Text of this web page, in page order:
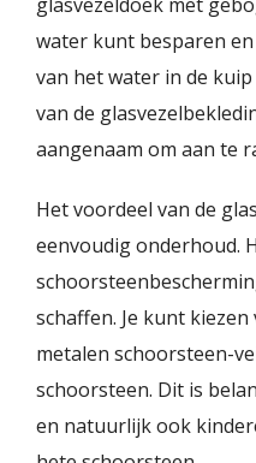
glasvezeldoek met
water kunt besparen
van het water in de
van de
aangenaam om aan te
Het voordeel van de
eenvoudig onderhoud.
schaffen. Je kunt
metalen schoorsteen-
schoorsteen. Dit is
en natuurlijk ook